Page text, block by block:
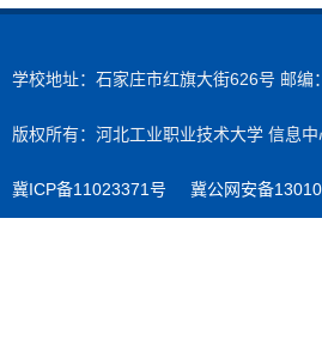
学校地址：石家庄市红旗大街626号 邮
版权所有：河北工业职业技术大学 信息中
冀ICP备11023371号 冀公网安备